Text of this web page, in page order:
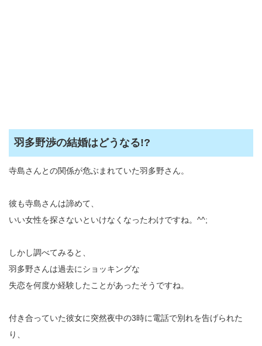
羽多野渉の結婚はどうなる!?
寺島さんとの関係が危ぶまれていた羽多野さん。
彼も寺島さんは諦めて、
いい女性を探さないといけなくなったわけですね。^^;
しかし調べてみると、
羽多野さんは過去にショッキングな
失恋を何度か経験したことがあったそうですね。
付き合っていた彼女に突然夜中の3時に電話で別れを告げられた
り、